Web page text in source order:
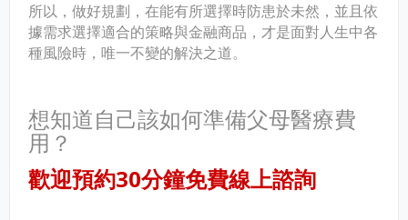
所以，做好規劃，在能有所選擇時防患於未然，並且依
據需求選擇適合的策略與金融商品，才是面對人生中各
種風險時，唯一不變的解決之道。
想知道自己該如何準備父母醫療費
用？
歡迎預約30分鐘免費線上諮詢